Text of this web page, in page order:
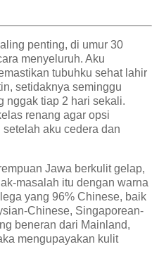
penting, di umur 30
menyeluruh. Aku
tubuhku sehat lahir
setidaknya seminggu
nggak tiap 2 hari sekali.
renang agar opsi
aku cedera dan
Jawa berkulit gelap,
masalah itu dengan warna
yang 96% Chinese, baik
Chinese, Singaporean-
beneran dari Mainland,
mengupayakan kulit